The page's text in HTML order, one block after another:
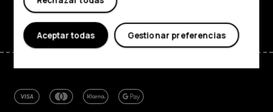
FacebookInstagram
Tiktok Youtube
Gestionar preferencias
Aceptar todas